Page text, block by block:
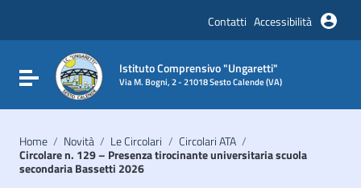
Vai al footer
Contatti Accessibilità
Attiva / disattiva la navigazione
Istituto Comprensivo "Ungaretti"
Via M. Bogni, 2 - 21018 Sesto Calende (VA)
Home / Novità / Le Circolari / Circolari ATA /
Circolare n. 129 – Presenza tirocinante universitaria scuola
secondaria Bassetti 2026